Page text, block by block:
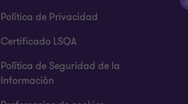
Política de Privacidad
Certificado LSQA
Política de Seguridad de la
Información